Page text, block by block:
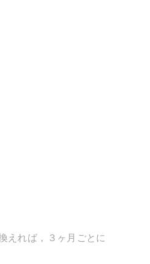
えれば，３ヶ月ごとに